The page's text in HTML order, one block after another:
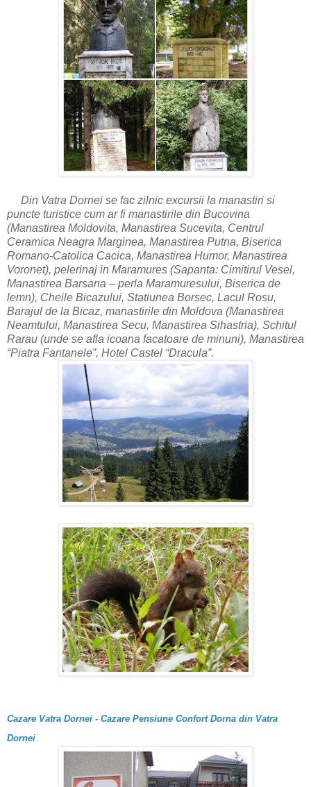
Din Vatra Dornei se fac zilnic excursii la manastiri si
puncte turistice cum ar fi manastirile din Bucovina
(Manastirea Moldovita, Manastirea Sucevita, Centrul
Ceramica Neagra Marginea, Manastirea Putna, Biserica
Romano-Catolica Cacica, Manastirea Humor, Manastirea
Voronet), pelerinaj in Maramures (Sapanta: Cimitirul Vesel,
Manastirea Barsana – perla Maramuresului, Biserica de
lemn), Cheile Bicazului, Statiunea Borsec, Lacul Rosu,
Barajul de la Bicaz, manastirile din Moldova (Manastirea
Neamtului, Manastirea Secu, Manastirea Sihastria), Schitul
Rarau (unde se afla icoana facatoare de minuni), Manastirea
“Piatra Fantanele”, Hotel Castel “Dracula”.
Cazare Vatra Dornei - Cazare Pensiune Confort Dorna din Vatra
Dornei